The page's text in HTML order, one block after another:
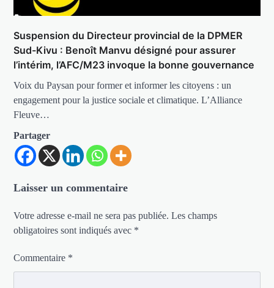
Suspension du Directeur provincial de la DPMER
Sud-Kivu : Benoît Manvu désigné pour assurer
l’intérim, l’AFC/M23 invoque la bonne gouvernance
Voix du Paysan pour former et informer les citoyens : un
engagement pour la justice sociale et climatique. L’Alliance
Fleuve…
Partager
Laisser un commentaire
Votre adresse e-mail ne sera pas publiée. Les champs
obligatoires sont indiqués avec *
Commentaire *